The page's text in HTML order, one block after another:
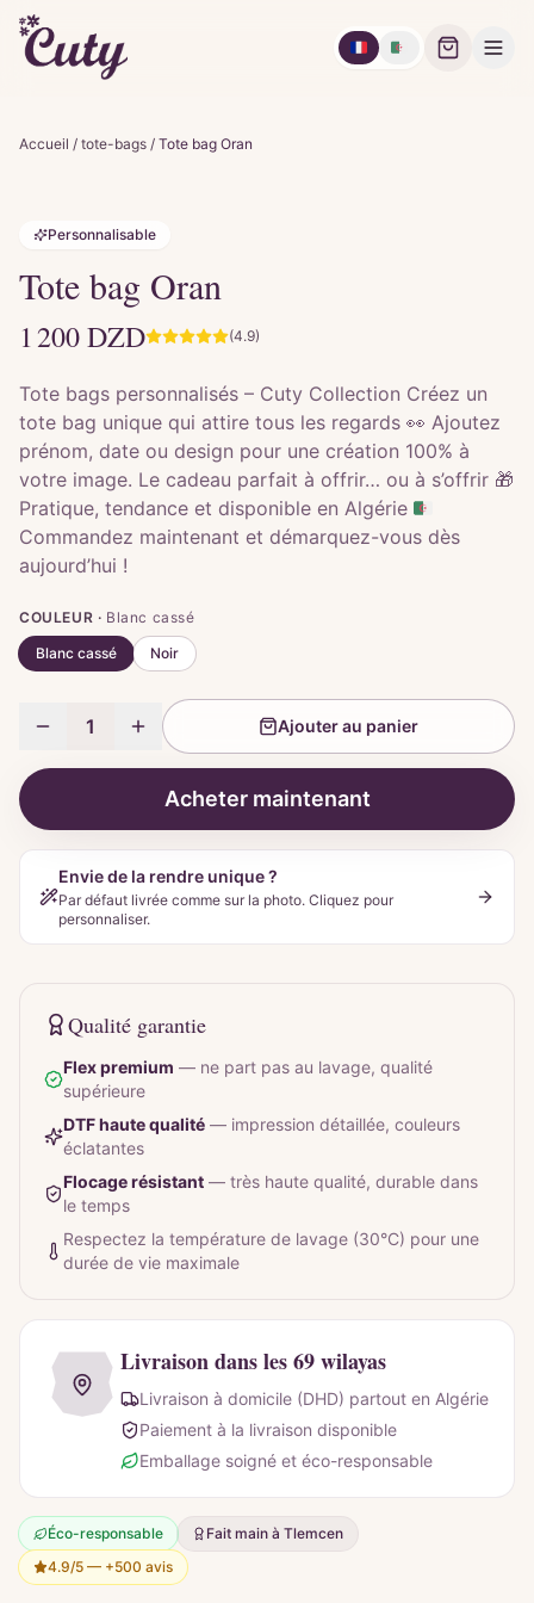
🇫🇷 🇩🇿
Accueil / tote-bags / Tote bag Oran
Personnalisable
Tote bag Oran
1 200DZD (4.9)
Tote bags personnalisés – Cuty Collection Créez un
tote bag unique qui attire tous les regards 👀 Ajoutez
prénom, date ou design pour une création 100% à
votre image. Le cadeau parfait à offrir… ou à s’offrir 🎁
Pratique, tendance et disponible en Algérie 🇩🇿
Commandez maintenant et démarquez-vous dès
aujourd’hui !
COULEUR · Blanc cassé
Blanc cassé
Noir
1 Ajouter au panier
Acheter maintenant
Envie de la rendre unique ?
Par défaut livrée comme sur la photo. Cliquez pour
personnaliser.
Qualité garantie
Flex premium — ne part pas au lavage, qualité
supérieure
DTF haute qualité — impression détaillée, couleurs
éclatantes
Flocage résistant — très haute qualité, durable dans
le temps
Respectez la température de lavage (30°C) pour une
durée de vie maximale
Livraison dans les 69 wilayas
Livraison à domicile (DHD) partout en Algérie
Paiement à la livraison disponible
Emballage soigné et éco-responsable
Éco-responsable
Fait main à Tlemcen
4.9/5 — +500 avis